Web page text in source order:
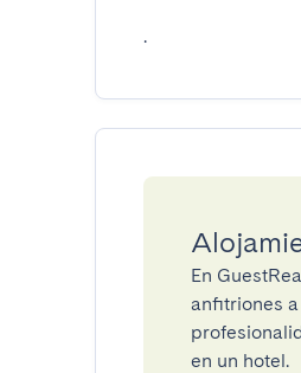
.
En
anfitriones
en un hotel.